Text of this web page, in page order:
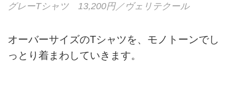
グレーTシャツ 13,200円／ヴェリテクール
オーバーサイズのTシャツを、モノトーンでし
っとり着まわしていきます。